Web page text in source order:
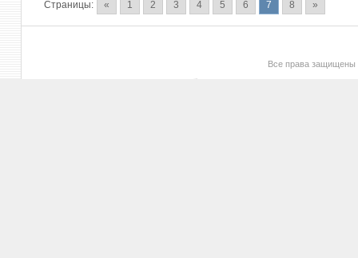
Страницы: « 1 2 3 4 5 6 7 8 »
Все права